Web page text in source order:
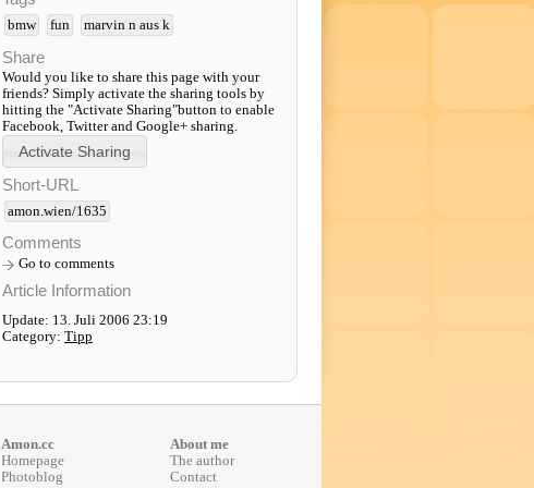
bmw fun marvin n aus k
Share
Would you like to share this page with your
friends? Simply activate the sharing tools by
hitting the "Activate Sharing"button to enable
Facebook, Twitter and Google+ sharing.
Short-URL
amon.wien/1635
Comments
Go to comments
Article Information
Update: 13. Juli 2006 23:19
Category: Tipp
Amon.cc
Homepage
Photoblog
About me
The author
Contact